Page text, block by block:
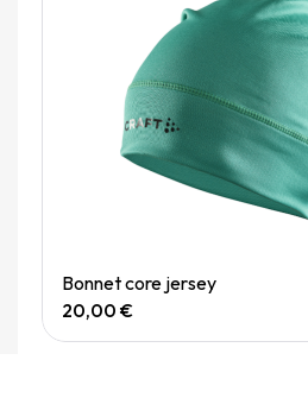
Quick View
Bonnet core jersey
20,00 €